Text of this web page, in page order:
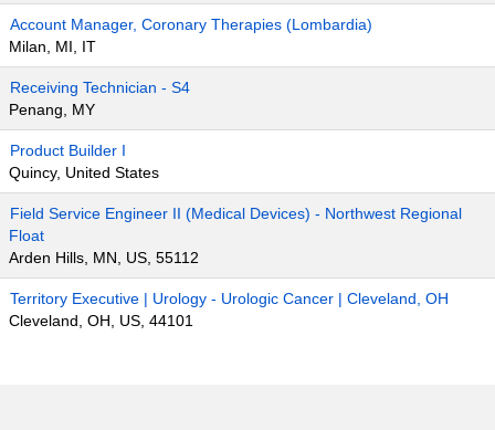
Account Manager, Coronary Therapies (Lombardia)
Milan, MI, IT
Receiving Technician - S4
Penang, MY
Product Builder I
Quincy, United States
Field Service Engineer II (Medical Devices) - Northwest Regional
Float
Arden Hills, MN, US, 55112
Territory Executive | Urology - Urologic Cancer | Cleveland, OH
Cleveland, OH, US, 44101